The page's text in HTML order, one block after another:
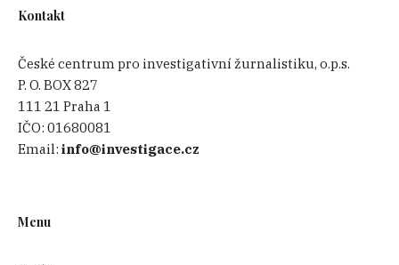
Kontakt
České centrum pro investigativní žurnalistiku, o.p.s.
P. O. BOX 827
111 21 Praha 1
IČO:01680081
Email:info@investigace.cz
Menu